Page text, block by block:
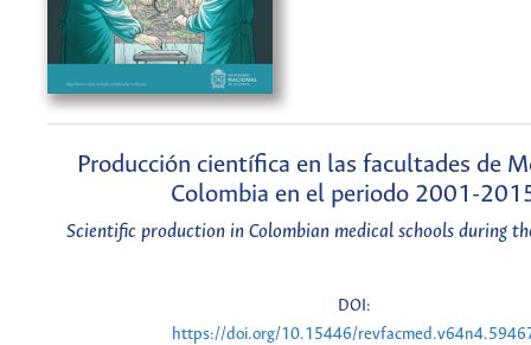
Producción científica en las facultades de
Colombia en el periodo 2001-
Scientific production in Colombian medical schools during
DOI:
https://doi.org/10.15446/